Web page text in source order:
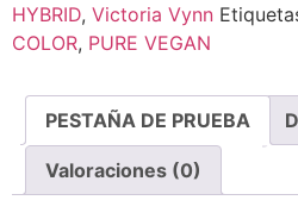
HYBRID, Victoria Vynn
COLOR, PURE VEGAN
PESTAÑA DE PRUEBA
Valoraciones (0)